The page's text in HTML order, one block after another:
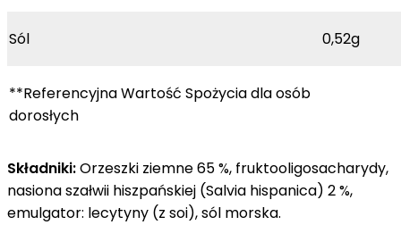
Sól 0,52g
**Referencyjna Wartość Spożycia dla osób
dorosłych
Składniki:Orzeszki ziemne 65 %, fruktooligosacharydy,
nasiona szałwii hiszpańskiej (Salvia hispanica) 2 %,
emulgator: lecytyny (z soi), sól morska.